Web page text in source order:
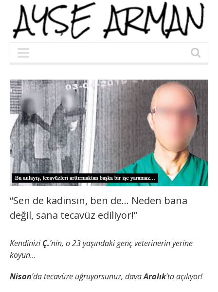
“Sen de kadınsın, ben de… Neden bana
değil, sana tecavüz ediliyor!”
KendiniziÇ.’nin, o 23 yaşındaki genç veterinerin yerine
koyun…
Nisan’da tecavüze uğruyorsunuz, davaAralık’ta açılıyor!